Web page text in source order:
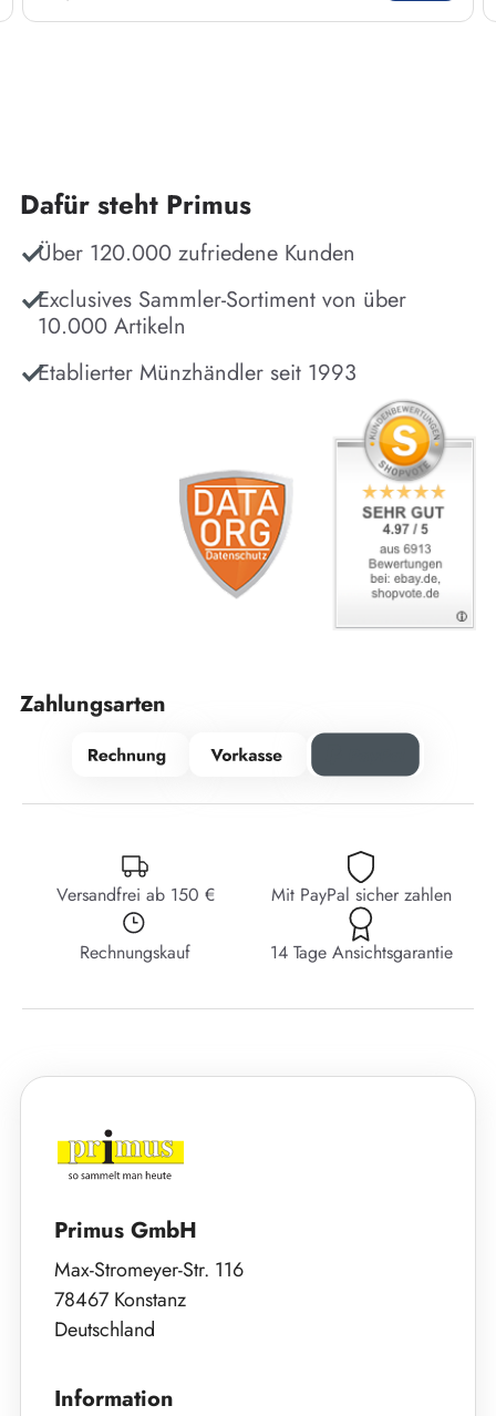
Dafür steht Primus
Über 120.000 zufriedene Kunden
Exclusives Sammler-Sortiment von über
10.000 Artikeln
Etablierter Münzhändler seit 1993
Zahlungsarten
Versandfrei ab 150 € Mit PayPal sicher zahlen
Rechnungskauf 14 Tage Ansichtsgarantie
Primus GmbH
Max-Stromeyer-Str. 116
78467 Konstanz
Deutschland
Information